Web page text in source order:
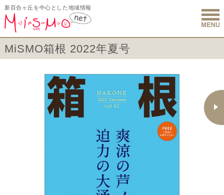
新百合ヶ丘を中心とした地域情報
新百合ヶ
MiSMO箱根 2022年夏号